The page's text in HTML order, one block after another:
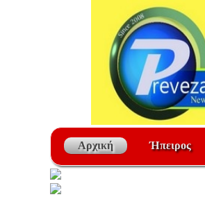
Αρχική Ήπειρος